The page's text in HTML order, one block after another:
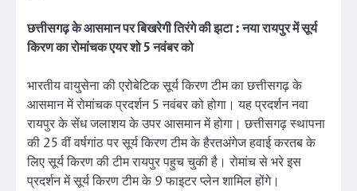
छत्तीसगढ़ के आसमान पर बिखरेगी तिरंगे की झटा : नया रायपुर में सूर्य
किरण का रोमांचक एयर शो 5 नवंबर को
भारतीय वायुसेना की एरोबेटिक सूर्य किरण टीम का छत्तीसगढ़ के
आसमान में रोमांचक प्रदर्शन 5 नवंबर को होगा। यह प्रदर्शन नवा
रायपुर के सेंध जलाशय के उपर आसमान में होगा। छत्तीसगढ़ स्थापना
की 25 वीं वर्षगांठ पर सूर्य किरण टीम के हैरतअंगेज हवाई करतब के
लिए सूर्य किरण की टीम रायपुर पहुच चुकी है। रोमांच से भरे इस
प्रदर्शन में सूर्य किरण टीम के 9 फाइटर प्लेन शामिल होंगे।